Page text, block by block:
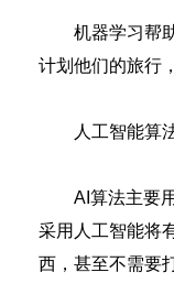
机器学习帮助
计划他们的旅行
人工智能算
AI算法主要用
采用人工智能将
西，甚至不需要